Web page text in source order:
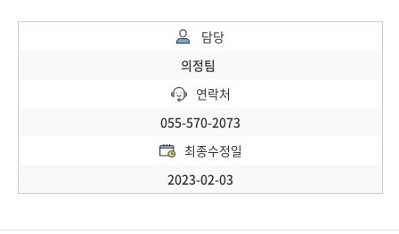
담당
의정팀
연락처
055-570-2073
최종수정일
2023-02-03